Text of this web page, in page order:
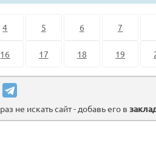
4 5 6 7
16 17 18 19
не искать сайт - добавь его в